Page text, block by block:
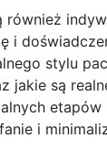
również
i
stylu
jakie są
etapów
i